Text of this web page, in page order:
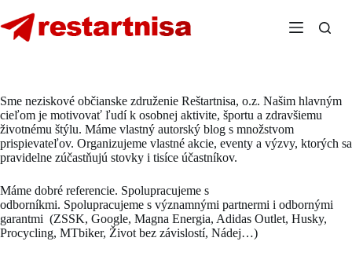
to
content
Sme neziskové občianske združenie Reštartnisa, o.z. Našim hlavným
cieľom je motivovať ľudí k osobnej aktivite, športu a zdravšiemu
životnému štýlu. Máme vlastný autorský blog s množstvom
prispievateľov. Organizujeme vlastné akcie, eventy a výzvy, ktorých sa
pravidelne zúčastňujú stovky i tisíce účastníkov.
Máme dobré referencie. Spolupracujeme s
odborníkmi. Spolupracujeme s významnými partnermi i odbornými
garantmi (ZSSK, Google, Magna Energia, Adidas Outlet, Husky,
Procycling, MTbiker, Život bez závislostí, Nádej…)